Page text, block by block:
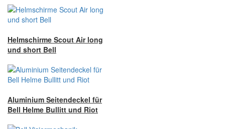
Helmschirme Scout Air long
und short Bell
Aluminium Seitendeckel für
Bell Helme Bullitt und Riot